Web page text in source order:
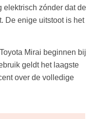
elektrisch zónder dat de
De enige uitstoot is het
Mirai beginnen bij
geldt het laagste
over de volledige